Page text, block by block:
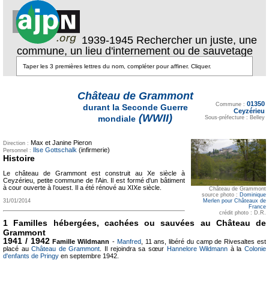
1939-1945 Rechercher un juste, une
commune, un lieu d'internement ou de sauvetage
Château de Grammont
durant la Seconde Guerre
mondiale (WWII)
Commune : 01350
Ceyzérieu
Sous-préfecture : Belley
Château de Grammont
source photo : Dominique
Merlen pour Châteaux de
France
crédit photo : D.R.
Direction : Max et Janine Pieron
Personnel : Ilse Gottschalk (infirmerie)
Histoire
Le château de Grammont est construit au Xe siècle à
Ceyzérieu, petite commune de l'Ain. Il est formé d'un bâtiment
à cour ouverte à l’ouest. Il a été rénové au XIXe siècle.
31/01/2014
1 Familles hébergées, cachées ou sauvées au Château de
Grammont
1941 / 1942Famille Wildmann - Manfred , 11 ans, libéré du camp de Rivesaltes est
placé auChâteau de Grammont . Il rejoindra sa sœur Hannelore Wildmann à laColonie
d'enfants de Pringy en septembre 1942.